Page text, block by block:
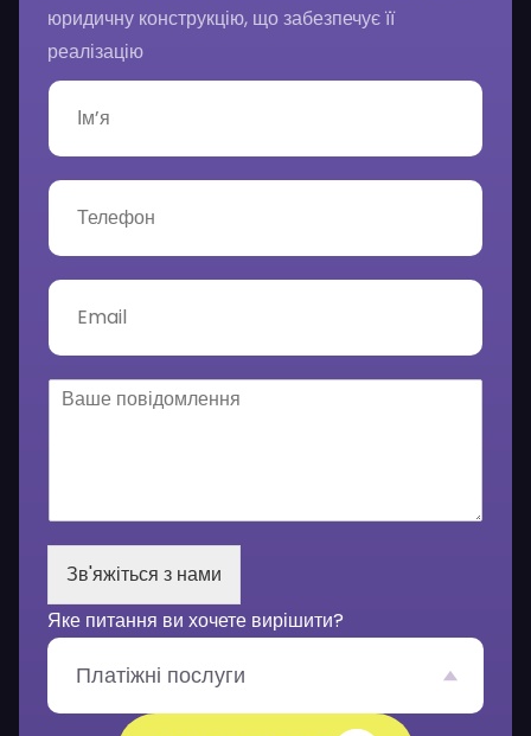
юридичну конструкцію, що забезпечує її
реалізацію
І
я
*
Т
е
ф
*
E
lВ
о
м
л
н
н
Зв'яжіться з нами
Яке питання ви хочете вирішити?
Платіжні послуги